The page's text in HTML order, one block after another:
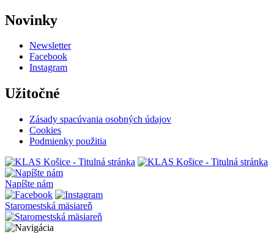
Novinky
Newsletter
Facebook
Instagram
Užitočné
Zásady spacúvania osobných údajov
Cookies
Podmienky použitia
Napíšte nám
Staromestská mäsiareň